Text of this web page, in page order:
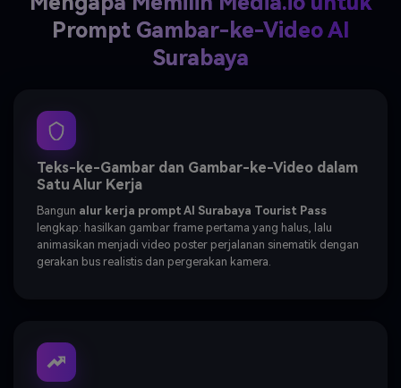
Prompt Gambar-ke-Video AI
Surabaya
Teks-ke-Gambar dan Gambar-ke-Video dalam
Satu Alur Kerja
Bangun alur kerja prompt AI Surabaya Tourist Pass
lengkap: hasilkan gambar frame pertama yang halus, lalu
animasikan menjadi video poster perjalanan sinematik dengan
gerakan bus realistis dan pergerakan kamera.